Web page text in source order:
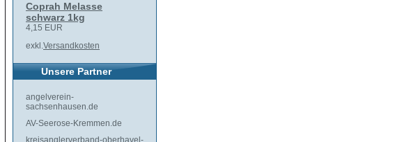
Coprah Melasse
schwarz 1kg
4,15 EUR
exkl.Versandkosten
Unsere Partner
angelverein-
sachsenhausen.de
AV-Seerose-Kremmen.de
kreisanglerverband-oberhavel-